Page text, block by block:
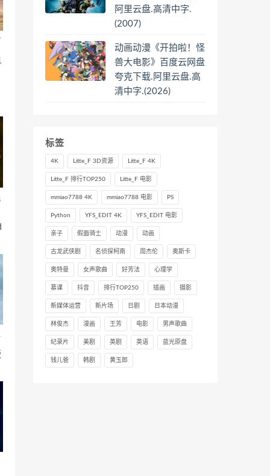
阿里云盘.高清中字.
(2007)
动画动漫《开拍啦！怪
兽大电影》百度云网盘
夸克下载.阿里云盘.高
清中字.(2026)
标签
4K Litte_F 3D资源 Litte_F 4K
Litte_F 排行TOP250 Litte_F 电影
mmiao7788 4K mmiao7788 电影 PS
Python YFS_EDIT 4K YFS_EDIT 电影
亲子 假面骑士 动漫 动画
古龙武侠剧 名侦探柯南 周杰伦 奥斯卡
奥特曼 女声歌曲 好芳法 心理学
慕课 抖音 排行TOP250 插画 摄影
新媒体运营 新片场 日剧 日本动漫
林俊杰 漫画 王芳 电影 男声歌曲
纪录片 美剧 英剧 英语 蓝光原盘
钱儿爸 韩剧 黄玉郎